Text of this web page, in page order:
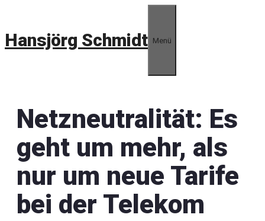
springen
Hansjörg Schmidt Menü
Netzneutralität: Es
geht um mehr, als
nur um neue Tarife
bei der Telekom